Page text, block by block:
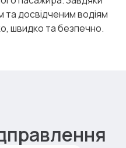
досвідченим водіям
швидко та безпечно.